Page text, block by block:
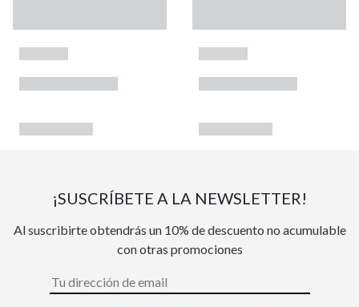
¡SUSCRÍBETE A LA NEWSLETTER!
Al suscribirte obtendrás un 10% de descuento no acumulable
con otras promociones